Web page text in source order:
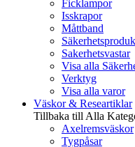
Ficklampor
Isskrapor
Måttband
Sakerhetsvastar
Visa alla
Verktyg
Visa alla varor
Väskor & Researtiklar
Tillbaka till Alla
Axelremsväskor
Tygpåsar